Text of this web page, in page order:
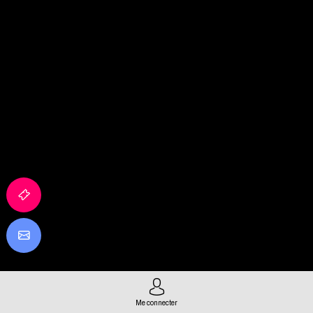
Me connecter